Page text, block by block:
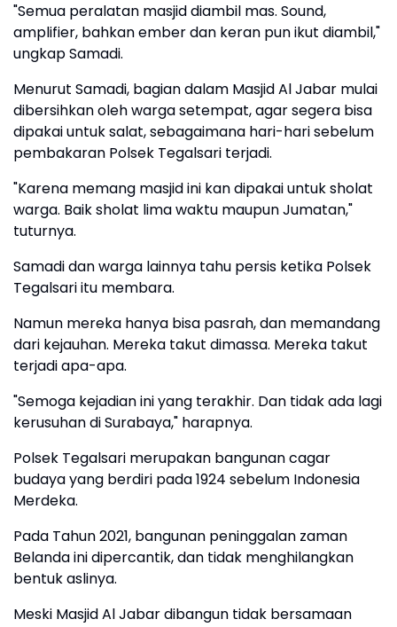
"Semua peralatan masjid diambil mas. Sound,
amplifier, bahkan ember dan keran pun ikut diambil,"
ungkap Samadi.
Menurut Samadi, bagian dalam Masjid Al Jabar mulai
dibersihkan oleh warga setempat, agar segera bisa
dipakai untuk salat, sebagaimana hari-hari sebelum
pembakaran Polsek Tegalsari terjadi.
"Karena memang masjid ini kan dipakai untuk sholat
warga. Baik sholat lima waktu maupun Jumatan,"
tuturnya.
Samadi dan warga lainnya tahu persis ketika Polsek
Tegalsari itu membara.
Namun mereka hanya bisa pasrah, dan memandang
dari kejauhan. Mereka takut dimassa. Mereka takut
terjadi apa-apa.
"Semoga kejadian ini yang terakhir. Dan tidak ada lagi
kerusuhan di Surabaya," harapnya.
Polsek Tegalsari merupakan bangunan cagar
budaya yang berdiri pada 1924 sebelum Indonesia
Merdeka.
Pada Tahun 2021, bangunan peninggalan zaman
Belanda ini dipercantik, dan tidak menghilangkan
bentuk aslinya.
Meski Masjid Al Jabar dibangun tidak bersamaan